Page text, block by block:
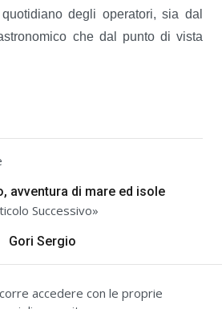
degli operatori, sia dal
che dal punto di vista
avventura di mare ed isole
Successivo»
Gori Sergio
accedere con le proprie